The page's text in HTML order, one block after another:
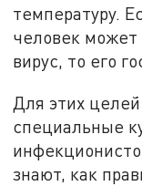
температуру.
человек
вирус, то его
Для этих
специальные
знают, как